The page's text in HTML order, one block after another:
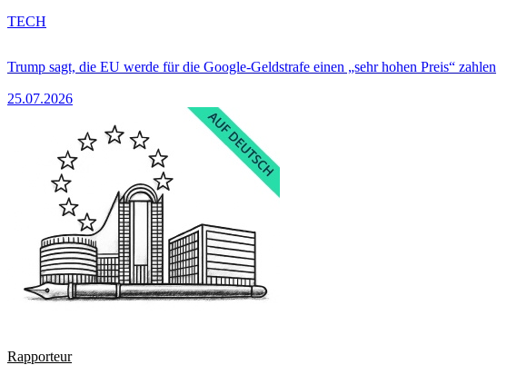
Trump sagt, die EU werde für die Google-Geldstrafe einen „sehr hohen Preis“ zahlen
25.07.2026
TECH
Rapporteur